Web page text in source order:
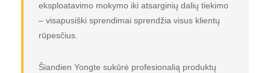
eksploatavimo mokymo iki atsarginių dalių tiekimo
– visapusiški sprendimai sprendžia visus klientų
rūpesčius.
Šiandien Yongte sukūrė profesionalią produktų